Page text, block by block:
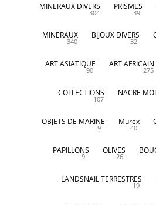
MINERAUX DIVERS
304
PRISMES
39
MINERAUX
340
BIJOUX DIVERS
32
ART ASIATIQUE
90
ART AFRICAIN
275
COLLECTIONS
107
NACRE
OBJETS DE MARINE
9
Murex
40
PAPILLONS
9
OLIVES
26
LANDSNAIL TERRESTRES
19